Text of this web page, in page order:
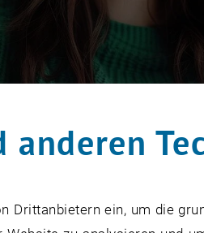
Drittanbietern ein, um die